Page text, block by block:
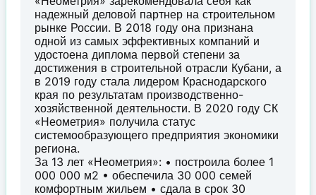
надежный деловой партнер на строительном
рынке России. В 2018 году она признана
одной из самых эффективных компаний и
удостоена диплома первой степени за
достижения в строительной отрасли Кубани, а
в 2019 году стала лидером Краснодарского
края по результатам производственно-
хозяйственной деятельности. В 2020 году СК
«Неометрия» получила статус
системообразующего предприятия экономики
региона.
За 13 лет «Неометрия»: • построила более 1
000 000 м2 • обеспечила 30 000 семей
комфортным жильем • сдала в срок 30